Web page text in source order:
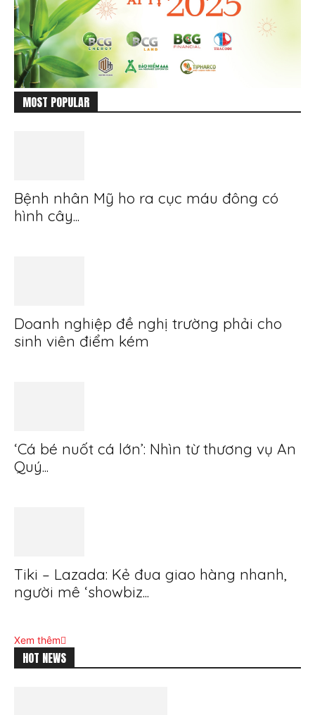
MOST POPULAR
Bệnh nhân Mỹ ho ra cục máu đông có
hình cây...
Doanh nghiệp đề nghị trường phải cho
sinh viên điểm kém
‘Cá bé nuốt cá lớn’: Nhìn từ thương vụ An
Quý...
Tiki – Lazada: Kẻ đua giao hàng nhanh,
người mê ‘showbiz...
Xem thêm
HOT NEWS